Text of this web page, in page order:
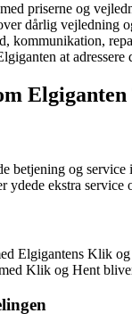
priserne og
dårlig vejledning
kommunikation,
at
Elgiganten
betjening og
ydede ekstra
Elgigantens Klik
Klik og Hent